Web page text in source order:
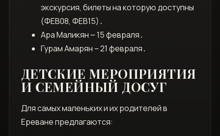
экскурсия, билеты на которую доступны
(ФЕВ08, ФЕВ15)․
Ара Маликян ౼ 15 февраля․
Гурам Амарян ‒ 21 февраля․
ДЕТСКИЕ МЕРОПРИЯТИЯ
И СЕМЕЙНЫЙ ДОСУГ
Для самых маленьких и их родителей в
Ереване предлагаются: